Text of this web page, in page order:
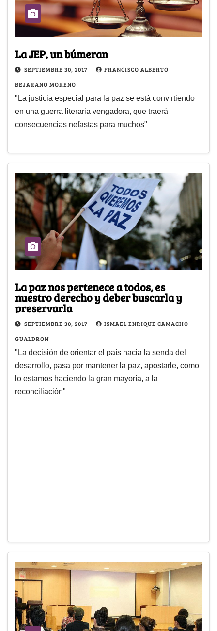
La JEP, un búmeran
SEPTIEMBRE 30, 2017
FRANCISCO ALBERTO
BEJARANO MORENO
"La justicia especial para la paz se está convirtiendo
en una guerra literaria vengadora, que traerá
consecuencias nefastas para muchos"
La paz nos pertenece a todos, es
nuestro derecho y deber buscarla y
preservarla
SEPTIEMBRE 30, 2017
ISMAEL ENRIQUE CAMACHO
GUALDRON
"La decisión de orientar el país hacia la senda del
desarrollo, pasa por mantener la paz, apostarle, como
lo estamos haciendo la gran mayoría, a la
reconciliación"